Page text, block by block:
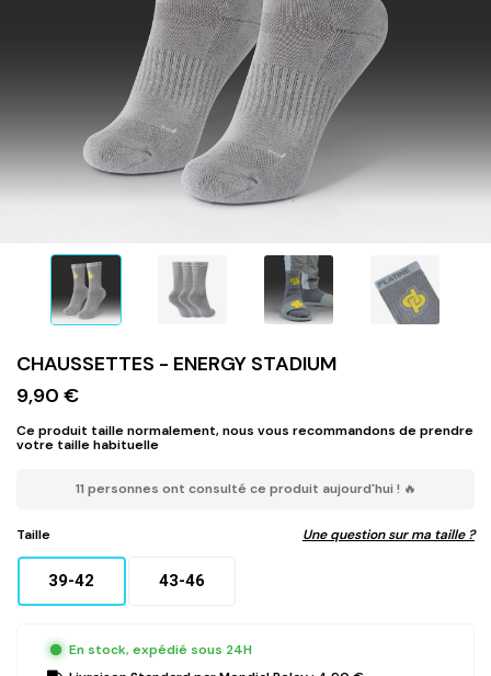
CHAUSSETTES - ENERGY STADIUM
9,90 €
Ce produit taille normalement, nous vous recommandons de prendre
votre taille habituelle
11 personnes ont consulté ce produit aujourd'hui ! 🔥
Taille Une question sur ma taille ?
39-42 43-46
En stock, expédié sous 24H